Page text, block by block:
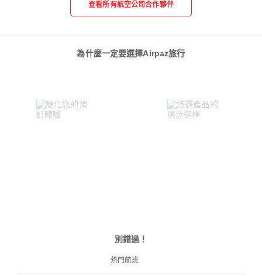
查看所有航空公司合作夥伴
為什麼一定要選擇Airpaz旅行
別錯過！
熱門航班